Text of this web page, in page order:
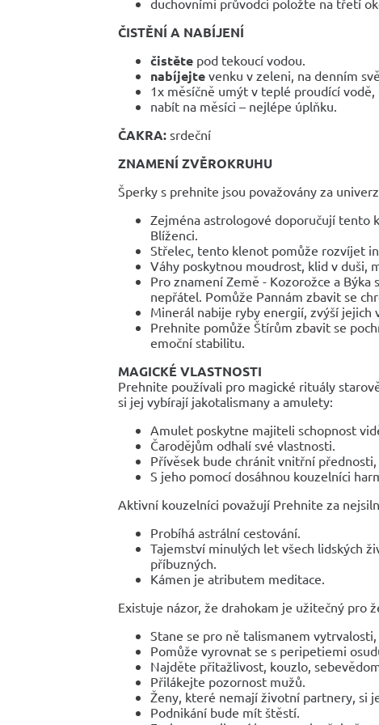
ČISTĚNÍ A NABÍJENÍ
čistěte pod tekoucí vodou.
nabíjejte venku v zeleni, na denním
1x měsíčně umýt v teplé proudící
nabít na měsíci – nejlépe úplňku.
ČAKRA: srdeční
ZNAMENÍ ZVĚROKRUHU
Šperky s prehnite jsou považovány za
Zejména astrologové doporučují tento
Blíženci.
Střelec, tento klenot pomůže rozvíjet
Váhy poskytnou moudrost, klid v duši,
Pro znamení Země - Kozorožce a
nepřátel. Pomůže Pannám zbavit se
Minerál nabije ryby energií, zvýší jejich
Prehnite pomůže Štírům zbavit se
emoční stabilitu.
MAGICKÉ VLASTNOSTI
Prehnite používali pro magické rituály
si jej vybírají jakotalismany a amulety:
Amulet poskytne majiteli schopnost
Čarodějům odhalí své vlastnosti.
Přívěsek bude chránit vnitřní
S jeho pomocí dosáhnou kouzelníci
Aktivní kouzelníci považují Prehnite za
Probíhá astrální cestování.
Tajemství minulých let všech lidských
příbuzných.
Kámen je atributem meditace.
Existuje názor, že drahokam je užitečný pro
Stane se pro ně talismanem
Pomůže vyrovnat se s peripetiemi
Najděte přitažlivost, kouzlo,
Přilákejte pozornost mužů.
Ženy, které nemají životní partnery, si
Podnikání bude mít štěstí.